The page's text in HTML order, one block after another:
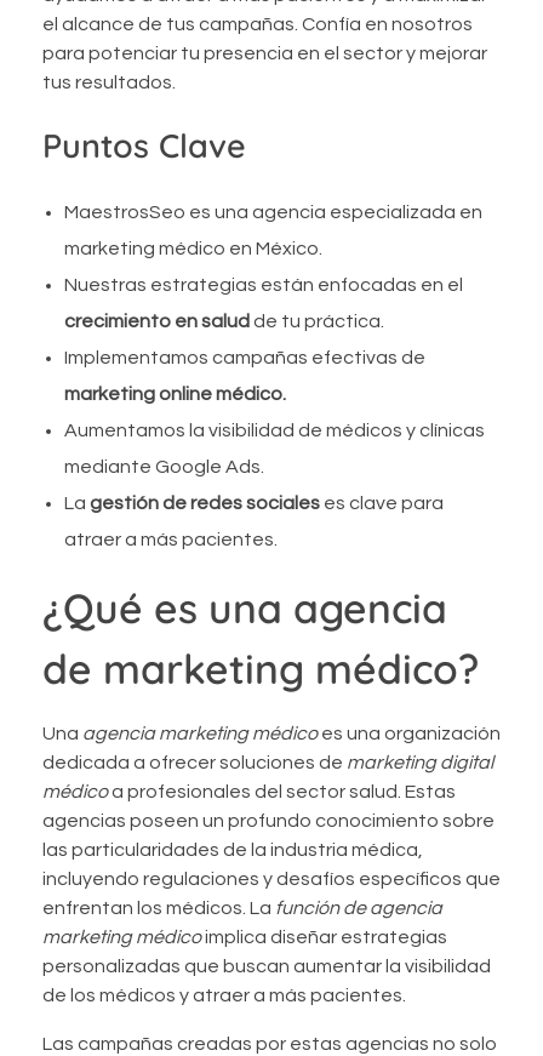
el alcance de tus campañas. Confía en nosotros
para potenciar tu presencia en el sector y mejorar
tus resultados.
Puntos Clave
MaestrosSeo es una agencia especializada en
marketing médico en México.
Nuestras estrategias están enfocadas en el
crecimiento en salud de tu práctica.
Implementamos campañas efectivas de
marketing online médico.
Aumentamos la visibilidad de médicos y clínicas
mediante Google Ads.
La gestión de redes socialeses clave para
atraer a más pacientes.
¿Qué es una agencia
de marketing médico?
Una agencia marketing médicoes una organización
dedicada a ofrecer soluciones de marketing digital
médicoa profesionales del sector salud. Estas
agencias poseen un profundo conocimiento sobre
las particularidades de la industria médica,
incluyendo regulaciones y desafíos específicos que
enfrentan los médicos. La función de agencia
marketing médicoimplica diseñar estrategias
personalizadas que buscan aumentar la visibilidad
de los médicos y atraer a más pacientes.
Las campañas creadas por estas agencias no solo